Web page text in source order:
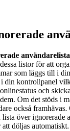
listor för att
som läggs till i
din kontrollpanel
och
Om det stöds i
också
över ignorerade
döljas automatiskt.